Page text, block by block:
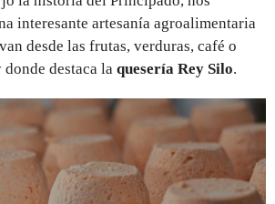
interesante artesanía agroalimentaria
desde las frutas, verduras, café o
destaca la quesería Rey Silo.